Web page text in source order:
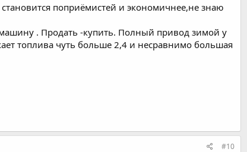
поприёмистей и экономичнее,не знаю
. Продать -купить. Полный привод зимой у
топлива чуть больше 2,4 и несравнимо большая
#10